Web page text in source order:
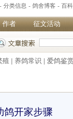
- 分类信息 - 鸽舍博客 - 百科
作者 征文活动
殖 养鸽常识 爱鸽鉴
鸽开家步骤